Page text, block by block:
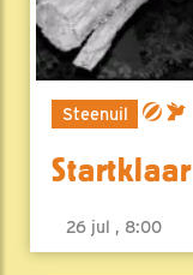
Steenuil
Startklaar
26 jul , 8:00